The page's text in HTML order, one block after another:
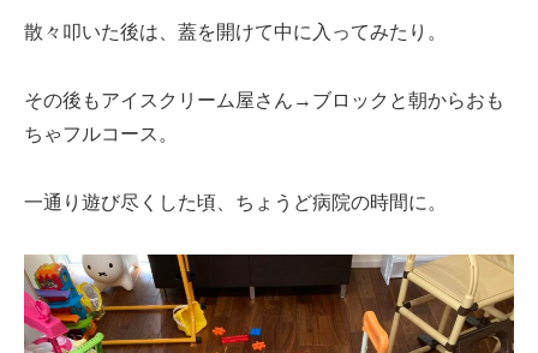
散々叩いた後は、蓋を開けて中に入ってみたり。
その後もアイスクリーム屋さん→ブロックと朝からおも
ちゃフルコース。
一通り遊び尽くした頃、ちょうど病院の時間に。